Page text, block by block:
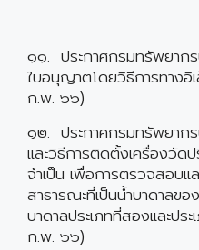
๑๑. ประกาศกรมทรัพยาก
ใบอนุญาตโดยวิธีการทาง
ก.พ. ๖๖)
๑๒. ประกาศกรมทรัพยาก
และวิธีการติดตั้งเครื่องวัด
จำเป็น เพื่อการตรวจสอบแ
สาธารณะที่เป็นน้ำบาดาลข
บาดาลประเภทที่สองและป
ก.พ. ๖๖)